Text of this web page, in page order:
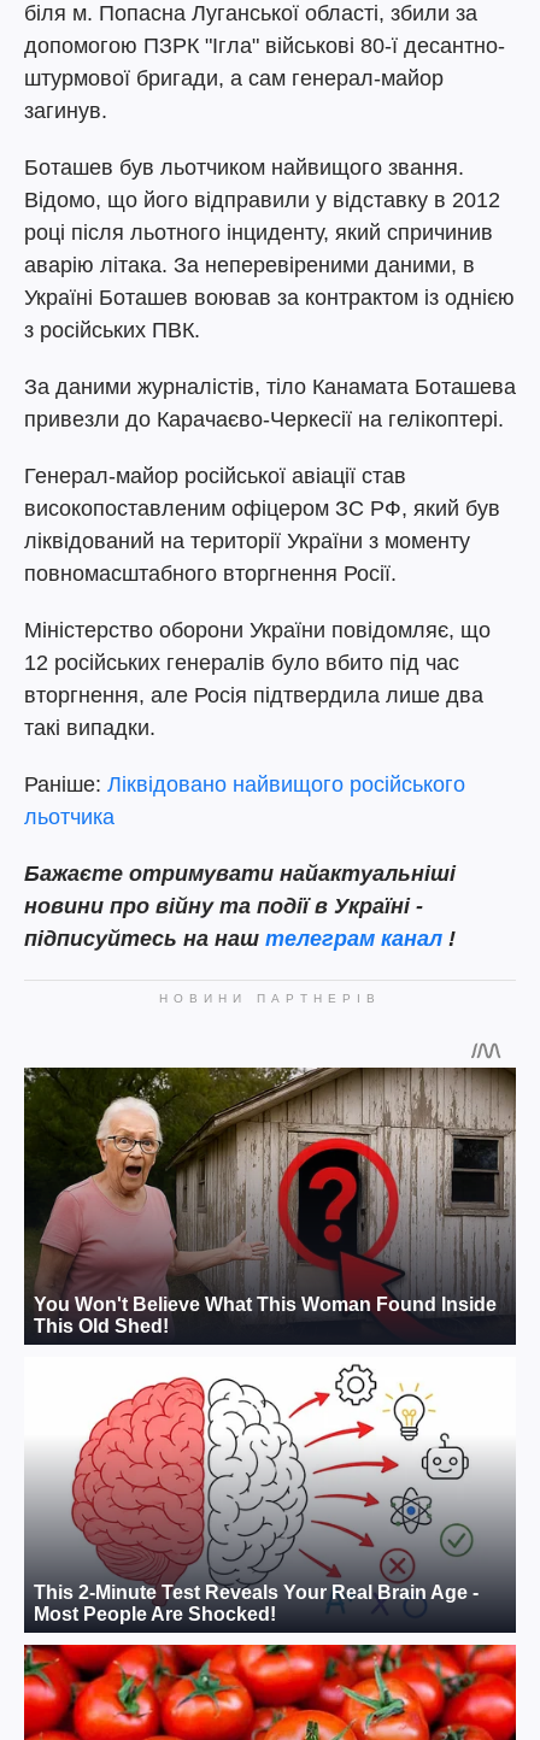
біля м. Попасна Луганської області, збили за
допомогою ПЗРК "Ігла" військові 80-ї десантно-
штурмової бригади, а сам генерал-майор
загинув.
Боташев був льотчиком найвищого звання.
Відомо, що його відправили у відставку в 2012
році після льотного інциденту, який спричинив
аварію літака. За неперевіреними даними, в
Україні Боташев воював за контрактом із однією
з російських ПВК.
За даними журналістів, тіло Канамата Боташева
привезли до Карачаєво-Черкесії на гелікоптері.
Генерал-майор російської авіації став
високопоставленим офіцером ЗС РФ, який був
ліквідований на території України з моменту
повномасштабного вторгнення Росії.
Міністерство оборони України повідомляє, що
12 російських генералів було вбито під час
вторгнення, але Росія підтвердила лише два
такі випадки.
Раніше: Ліквідовано найвищого російського
льотчика
Бажаєте отримувати найактуальніші
новини про війну та події в Україні -
підписуйтесь на наш телеграм канал !